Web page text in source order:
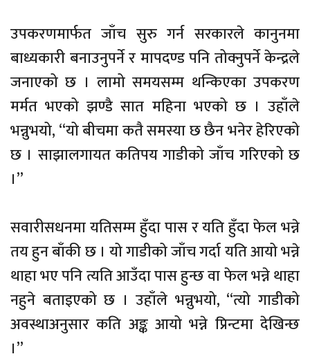
उपकरणमार्फत जाँच सुरु गर्न सरकारले कानुनमा
बाध्यकारी बनाउनुपर्ने र मापदण्ड पनि तोक्नुपर्ने केन्द्रले
जनाएको छ । लामो समयसम्म थन्किएका उपकरण
मर्मत भएको झण्डै सात महिना भएको छ । उहाँले
भन्नुभयो, “यो बीचमा कतै समस्या छ छैन भनेर हेरिएको
छ । साझालगायत कतिपय गाडीको जाँच गरिएको छ
।”
सवारीसधनमा यतिसम्म हुँदा पास र यति हुँदा फेल भन्ने
तय हुन बाँकी छ । यो गाडीको जाँच गर्दा यति आयो भन्ने
थाहा भए पनि त्यति आउँदा पास हुन्छ वा फेल भन्ने थाहा
नहुने बताइएको छ । उहाँले भन्नुभयो, “त्यो गाडीको
अवस्थाअनुसार कति अङ्क आयो भन्ने प्रिन्टमा देखिन्छ
।”